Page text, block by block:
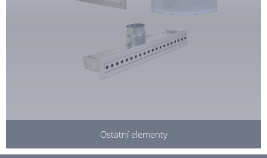
Ostatní elementy